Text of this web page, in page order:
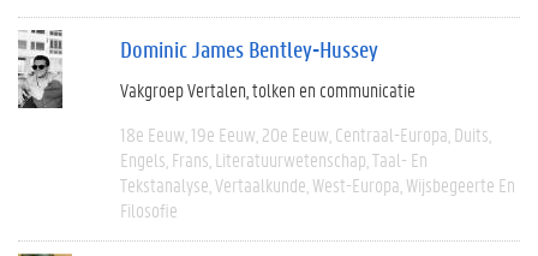
Dominic James Bentley-Hussey
Vakgroep Vertalen, tolken en communicatie
18e Eeuw 19e Eeuw 20e Eeuw Centraal-Europa Duits
Engels Frans Literatuurwetenschap Taal- En
Tekstanalyse Vertaalkunde West-Europa Wijsbegeerte En
Filosofie